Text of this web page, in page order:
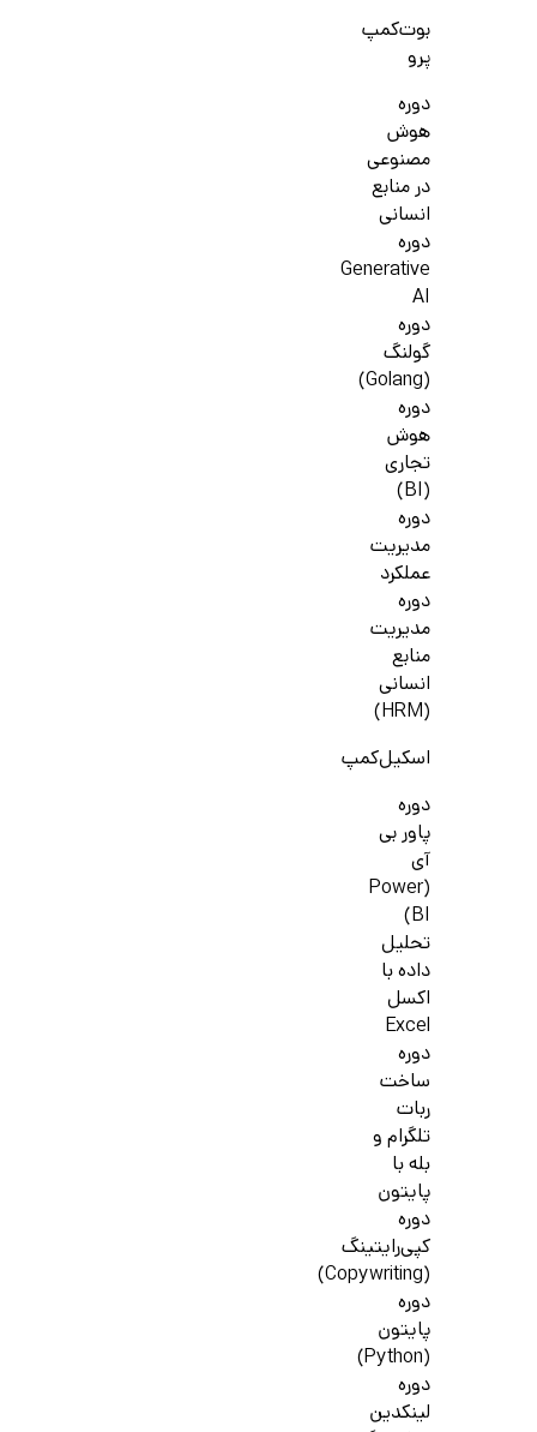
بوت‌کمپ
پرو
دوره
هوش
مصنوعی
در منابع
انسانی
دوره
Generative
AI
دوره
گولنگ
(Golang)
دوره
هوش
تجاری
(BI)
دوره
مدیریت
عملکرد
دوره
مدیریت
منابع
انسانی
(HRM)
اسکیل‌کمپ
دوره
پاور بی
آی
(Power
BI)
تحلیل
داده با
اکسل
Excel
دوره
ساخت
ربات
تلگرام و
بله با
پایتون
دوره
کپی‌رایتینگ
(Copywriting)
دوره
پایتون
(Python)
دوره
لینکدین